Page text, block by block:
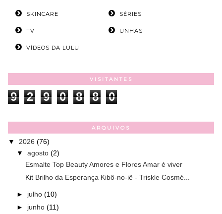
SKINCARE SÉRIES
TV UNHAS
VÍDEOS DA LULU
VISITANTES
9 2 9 0 8 8 0
ARQUIVOS
▼ 2026 (76)
▼ agosto (2)
Esmalte Top Beauty Amores e Flores Amar é viver
Kit Brilho da Esperança Kibô-no-iê - Triskle Cosmé...
► julho (10)
► junho (11)